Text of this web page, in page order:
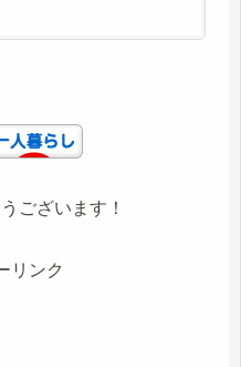
ございます！
リンク